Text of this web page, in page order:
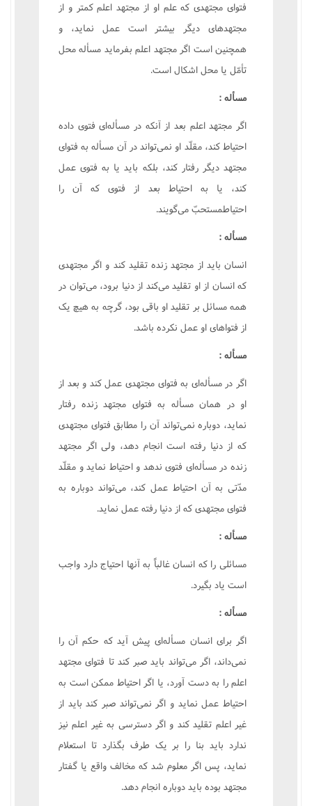
فتواى مجتهدى که علم او از مجتهد اعلم کمتر و از
مجتهدهاى ديگر بيشتر است عمل نمايد، و
همچنين است اگر مجتهد اعلم بفرمايد مسأله محل
تأمّل يا محل اشکال است.
مسأله :
اگر مجتهد اعلم بعد از آنکه در مسأله‌اى فتوى داده
احتياط کند، مقلّد او نمى‌تواند در آن مسأله به فتواى
مجتهد ديگر رفتار کند، بلکه بايد يا به فتوى عمل
کند، يا به احتياط بعد از فتوى که آن را
احتياطمستحبّ مى‌گويند.
مسأله :
انسان بايد از مجتهد زنده تقليد کند و اگر مجتهدى
که انسان از او تقليد مى‌کند از دنيا برود، مى‌توان در
همه مسائل بر تقليد او باقى بود، گرچه به هيچ يک
از فتواهاى او عمل نکرده باشد.
مسأله :
اگر در مسأله‌اى به فتواى مجتهدى عمل کند و بعد از
او در همان مسأله به فتواى مجتهد زنده رفتار
نمايد، دوباره نمى‌تواند آن را مطابق فتواى مجتهدى
که از دنيا رفته است انجام دهد، ولى اگر مجتهد
زنده در مسأله‌اى فتوى ندهد و احتياط نمايد و مقلّد
مدّتى به آن احتياط عمل کند، مى‌تواند دوباره به
فتواى مجتهدى که از دنيا رفته عمل نمايد.
مسأله :
مسائلى را که انسان غالباً به آنها احتياج دارد واجب
است ياد بگيرد.
مسأله :
اگر براى انسان مسأله‌اى پيش آيد که حکم آن را
نمى‌داند، اگر مى‌تواند بايد صبر کند تا فتواى مجتهد
اعلم را به دست آورد، يا اگر احتياط ممکن است به
احتياط عمل نمايد و اگر نمى‌تواند صبر کند بايد از
غير اعلم تقليد کند و اگر دسترسى به غير اعلم نيز
ندارد بايد بنا را بر يک طرف بگذارد تا استعلام
نمايد، پس اگر معلوم شد که مخالف واقع يا گفتار
مجتهد بوده بايد دوباره انجام دهد.